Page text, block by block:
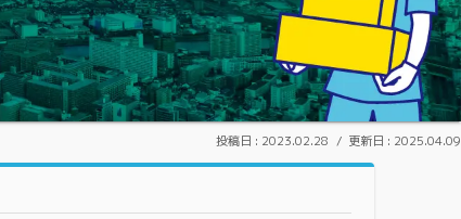
2023.02.28 2025.04.09